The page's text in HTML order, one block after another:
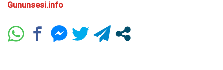
Gununsesi.info